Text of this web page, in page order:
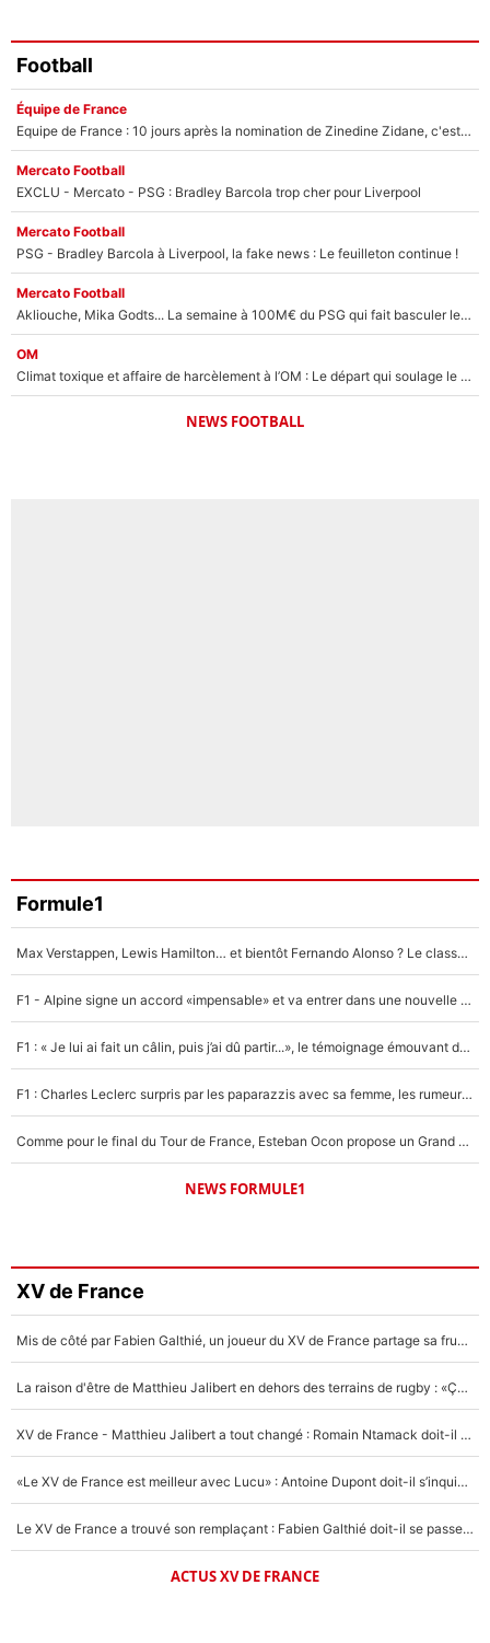
Football
Équipe de France
Equipe de France : 10 jours après la nomination de Zinedine Zidane, c'est au tour de son fils de prendre un nouveau départ !
Mercato Football
EXCLU - Mercato - PSG : Bradley Barcola trop cher pour Liverpool
Mercato Football
PSG - Bradley Barcola à Liverpool, la fake news : Le feuilleton continue !
Mercato Football
Akliouche, Mika Godts... La semaine à 100M€ du PSG qui fait basculer le mercato du PSG !
OM
Climat toxique et affaire de harcèlement à l’OM : Le départ qui soulage le vestiaire de Bruno Genesio
NEWS FOOTBALL
Formule1
Max Verstappen, Lewis Hamilton… et bientôt Fernando Alonso ? Le classement des pilotes les mieux payés en Formule 1 risque de changer !
F1 - Alpine signe un accord «impensable» et va entrer dans une nouvelle dimension : Grande nouvelle pour Pierre Gasly !
F1 : « Je lui ai fait un câlin, puis j’ai dû partir...», le témoignage émouvant de Max Verstappen sur sa fille
F1 : Charles Leclerc surpris par les paparazzis avec sa femme, les rumeurs étaient vraies !
Comme pour le final du Tour de France, Esteban Ocon propose un Grand Prix de Formule 1 à Paris : «Autour de l’Arc de Triomphe, ce serait génial» !
NEWS FORMULE1
XV de France
Mis de côté par Fabien Galthié, un joueur du XV de France partage sa frustration : «ils ne me l’ont pas dit tout de suite»
La raison d'être de Matthieu Jalibert en dehors des terrains de rugby : «Ça m'atteint autant que si tu touches à un membre de ma famille»
XV de France - Matthieu Jalibert a tout changé : Romain Ntamack doit-il s’inquiéter pour sa place à un an de la Coupe du monde ?
«Le XV de France est meilleur avec Lucu» : Antoine Dupont doit-il s’inquiéter pour sa place ?
Le XV de France a trouvé son remplaçant : Fabien Galthié doit-il se passer d'Antoine Dupont ?
ACTUS XV DE FRANCE